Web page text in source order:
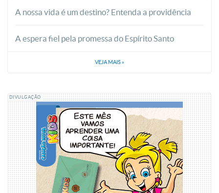
A nossa vida é um destino? Entenda a providência
A espera fiel pela promessa do Espírito Santo
VEJA MAIS »
DIVULGAÇÃO